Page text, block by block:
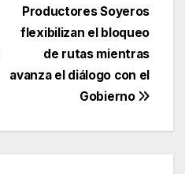
Productores Soyeros
flexibilizan el bloqueo
de rutas mientras
avanza el diálogo con el
Gobierno